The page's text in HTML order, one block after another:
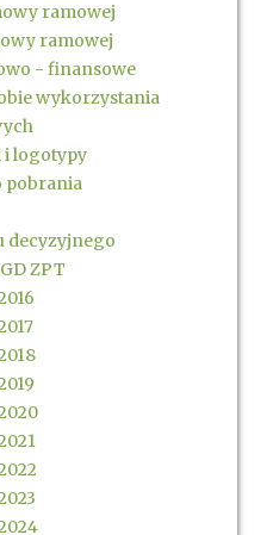
ramowej
ramowej
- finansowe
wykorzystania
i logotypy
pobrania
decyzyjnego
ZPT